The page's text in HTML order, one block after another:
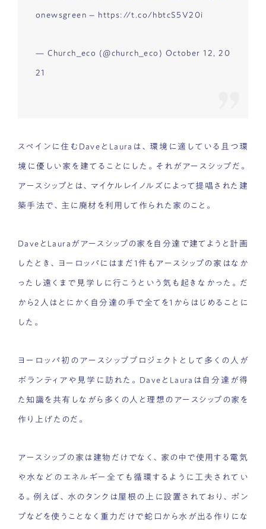
onewsgreen – https://t.co/hbtcS5V20i
— Church_eco (@church_eco) October 12, 20
21
スペインに住むDaveとLauraは、環境に適している且つ環
境に優しい家を建てることにした。それがアースシップだ。
アースシップとは、マイケルレイノルズによって提唱された建
築手法で、主に廃材を利用して作られた家のこと。
DaveとLauraがアースシップの家を自分達で建てようと計画
したとき、ヨーロッパにはまだ1件もアースシップの家はなか
ったし遠くまで見学しに行こうという気も起きなかった。だ
から2人はとにかく自分達の手で全てを1からはじめることに
した。
ヨーロッパ初のアースシッププロジェクトとして多くの人が
ボランティアや見学に訪れた。DaveとLauraは自分達が得
た知識を共有しながら多くの人と理想のアースシップの家を
作り上げたのだ。
アースシップの家は建物だけでなく、家の中で使用する電気
や水などのエネルギー全ても循環するように工夫されてい
る。例えば、水のタンクは屋根の上に設置されており、ポン
プなどを使うことなく重力だけで蛇口から水が出る作りにな